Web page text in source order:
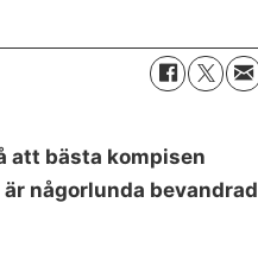
att bästa kompisen
någorlunda bevandrad